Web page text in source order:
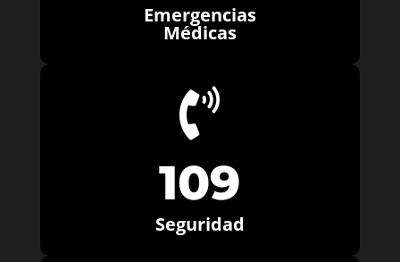
Emergencias
Médicas

109
Seguridad